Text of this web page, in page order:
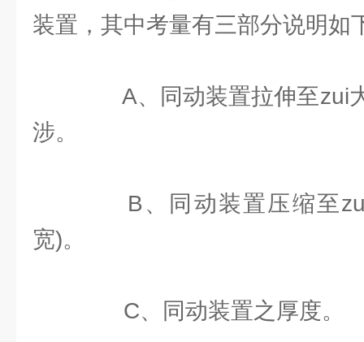
装置，其中考量有三部分说明如
A、同动装置拉伸至zui
涉。
B、同动装置压缩至
宽)。
C、同动装置之厚度。